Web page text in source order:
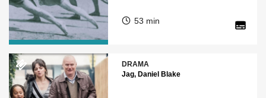
53 min
DRAMA
Jag, Daniel Blake